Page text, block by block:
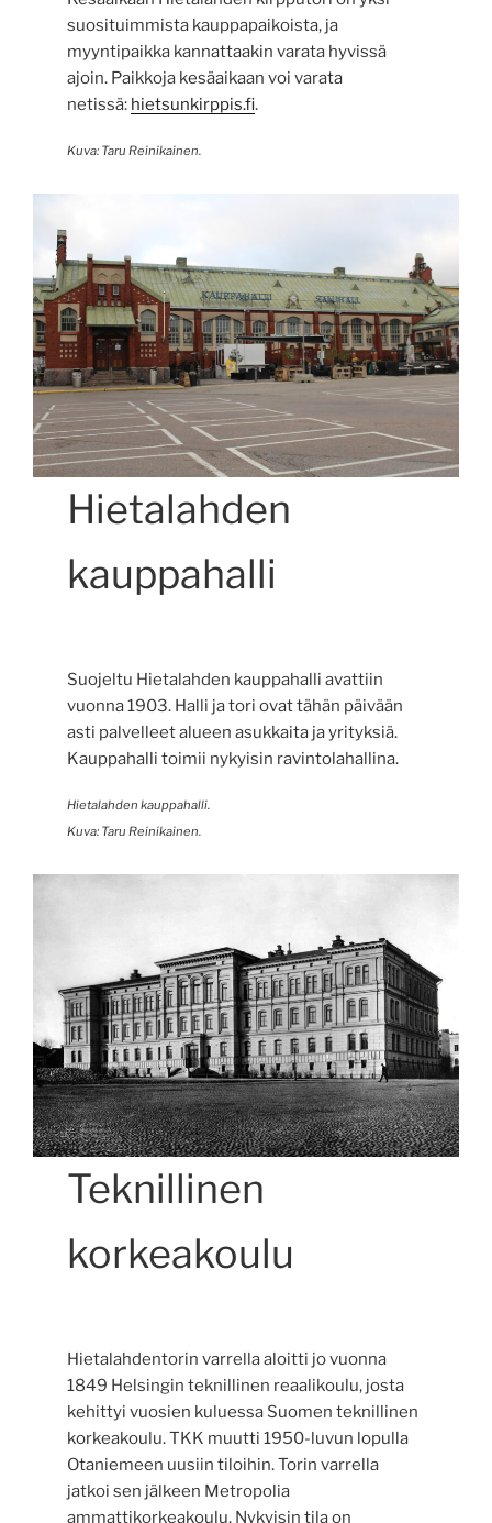
suosituimmista kauppapaikoista, ja
myyntipaikka kannattaakin varata hyvissä
ajoin. Paikkoja kesäaikaan voi varata
netissä: hietsunkirppis.fi.
Kuva: Taru Reinikainen.
Hietalahden
kauppahalli
Suojeltu Hietalahden kauppahalli avattiin
vuonna 1903. Halli ja tori ovat tähän päivään
asti palvelleet alueen asukkaita ja yrityksiä.
Kauppahalli toimii nykyisin ravintolahallina.
Hietalahden kauppahalli.
Kuva: Taru Reinikainen.
Teknillinen
korkeakoulu
Hietalahdentorin varrella aloitti jo vuonna
1849 Helsingin teknillinen reaalikoulu, josta
kehittyi vuosien kuluessa Suomen teknillinen
korkeakoulu. TKK muutti 1950-luvun lopulla
Otaniemeen uusiin tiloihin. Torin varrella
jatkoi sen jälkeen Metropolia
ammattikorkeakoulu. Nykyisin tila on